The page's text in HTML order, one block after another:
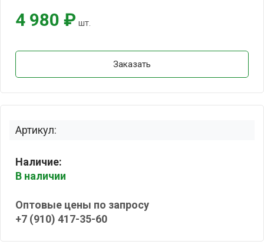
Артикул:
Наличие:
В наличии
Оптовые цены по запросу
+7 (910) 417-35-60
4 980 ₽ шт.
Заказать